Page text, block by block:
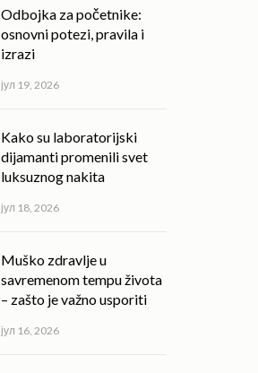
Odbojka za početnike:
osnovni potezi, pravila i
izrazi
јул 19, 2026
Kako su laboratorijski
dijamanti promenili svet
luksuznog nakita
јул 18, 2026
Muško zdravlje u
savremenom tempu života
– zašto je važno usporiti
јул 16, 2026